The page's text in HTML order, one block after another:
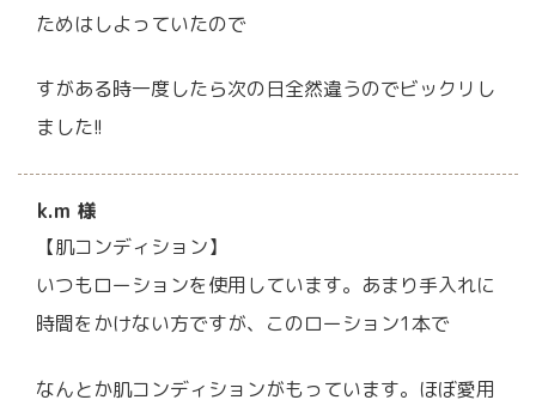
ためはしよっていたので
すがある時一度したら次の日全然違うのでビックリし
ました!!
k.m 様
【肌コンディション】
いつもローションを使用しています。あまり手入れに
時間をかけない方ですが、このローション1本で
なんとか肌コンディションがもっています。ほぼ愛用